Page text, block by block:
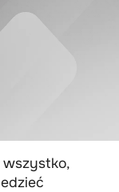
wszystko,